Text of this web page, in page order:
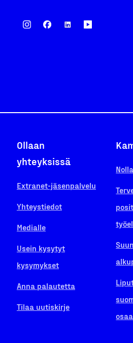
Ollaan
yhteyksissä
Extranet-jäsenpalvelu
Yhteystiedot
Medialle
Usein kysytyt
kysymykset
Anna palautetta
Tilaa uutiskirje